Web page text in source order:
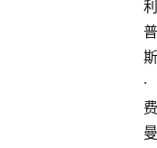
利
普
斯
·
费
曼